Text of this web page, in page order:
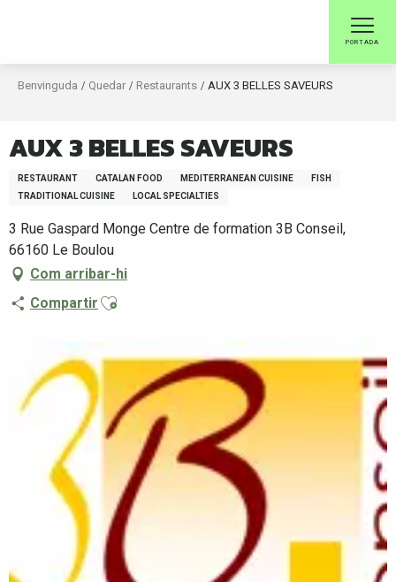
PORTADA
Benvinguda Quedar Restaurants AUX 3 BELLES SAVEURS
AUX 3 BELLES SAVEURS
RESTAURANT CATALAN FOOD MEDITERRANEAN CUISINE
FISH
TRADITIONAL CUISINE
LOCAL SPECIALTIES
3 Rue Gaspard Monge Centre de formation 3B Conseil,
66160 Le Boulou
Com arribar-hi
Compartir Ajouter aux favoris